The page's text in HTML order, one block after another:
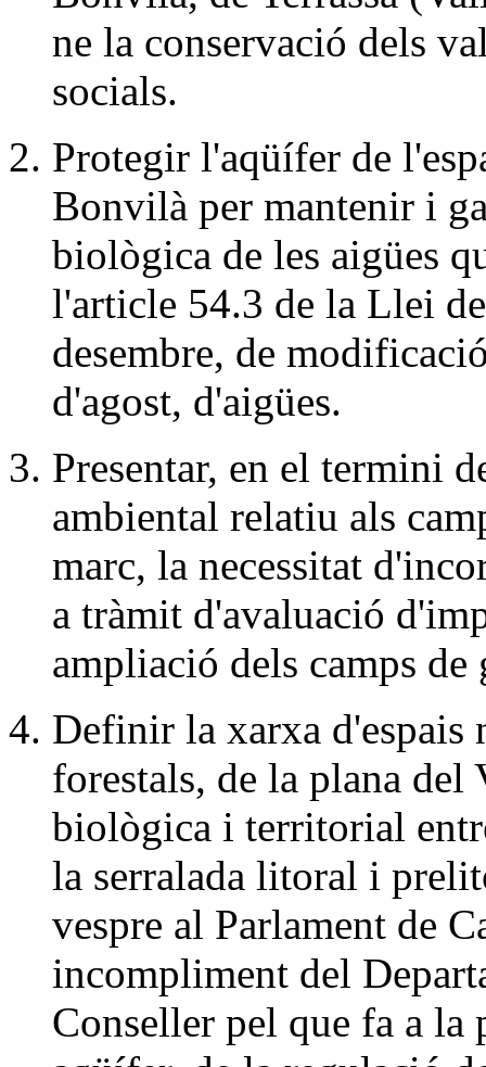
ne la conservació dels
socials.
Protegir l'aqüífer de
Bonvilà per mantenir i
biològica de les aigües
l'article 54.3 de la Llei
desembre, de
d'agost, d'aigües.
Presentar, en el termini
ambiental relatiu als
marc, la necessitat
a tràmit d'avaluació
ampliació dels camps de
Definir la xarxa d'espais
forestals, de la plana
biològica i territorial
la serralada litoral i
vespre al Parlament de
incompliment del
Conseller pel que fa a la